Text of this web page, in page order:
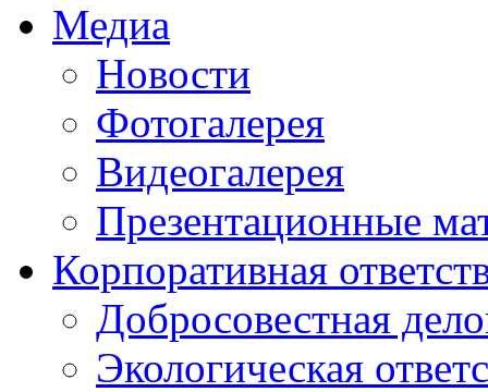
Медиа
Новости
Фотогалерея
Видеогалерея
Презентационные
Корпоративная
Добросовестная
Экологическая